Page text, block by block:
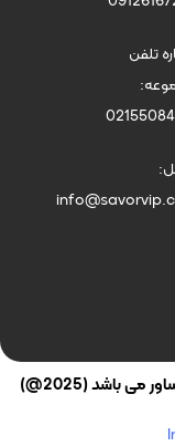
تلفن
باشد (2025@)